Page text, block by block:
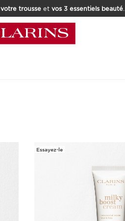
votre trousseet vos 3 essentiels beauté.
Essayez-le